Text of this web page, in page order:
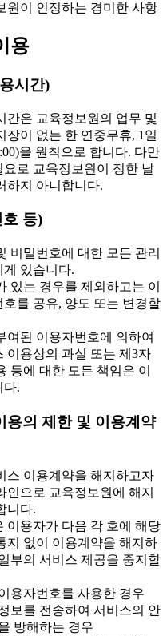
이 인정하는 경미한 사항
용
시간)
간은 교육정보원의 업무 및
장이 없는 한 연중무휴, 1일
을 원칙으로 합니다. 다만
요로 교육정보원이 정한 날
하지 아니합니다.
등)
비밀번호에 대한 모든 관리
있습니다.
있는 경우를 제외하고는 이
를 공유, 양도 또는 변경할
된 이용자번호에 의하여
이용상의 과실 또는 제3자
등에 대한 모든 책임은 이
다.
용의 제한 및 이용계약
이용계약을 해지하고자
인으로 교육정보원에 해지
니다.
용자가 다음 각 호에 해당
지 없이 이용계약을 해지하
부의 서비스 제공을 중지할
용자번호를 사용한 경우
보를 전송하여 서비스의 안
방해하는 경우